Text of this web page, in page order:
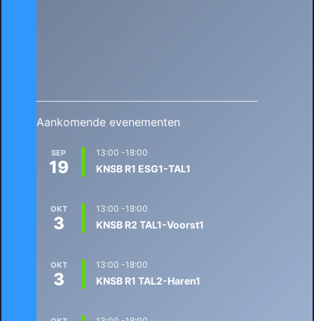
Aankomende evenementen
SEP
19
13:00 -18:00
KNSB R1 ESG1-TAL1
OKT
3
13:00 -18:00
KNSB R2 TAL1-Voorst1
OKT
3
13:00 -18:00
KNSB R1 TAL2-Haren1